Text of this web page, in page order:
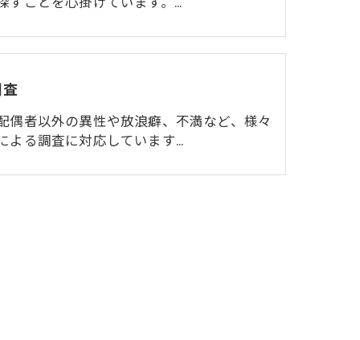
偶者以外の異性や放浪癖、不満など、様々
よる調査に対応しています…